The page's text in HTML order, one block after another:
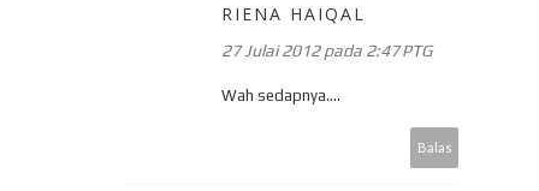
RIENA HAIQAL
27 Julai 2012 pada 2:47 PTG
Wah sedapnya....
Balas